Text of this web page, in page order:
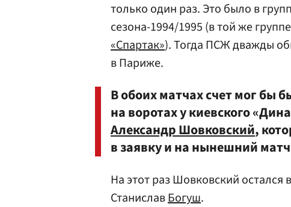
только один раз. Это было в
сезона-1994/1995 (в той же
«Спартак»). Тогда ПСЖ дважды
в Париже.
В обоих матчах счет мог бы
на воротах у киевского
Александр Шовковский,
в заявку и на нынешний
На этот раз Шовковский остался
СтаниславБогуш.